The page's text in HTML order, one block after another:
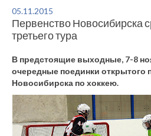
ВИДЫ СПОРТА
ОБЪЕКТЫ ДОКУМЕНТЫ
ОЦЕНКА КАЧЕСТВА
ПЛАТНЫЕ УСЛУГИ КОНТАКТЫ
05.11.2015
Первенство
третьего тура
В предстоящие выходные, 7-8
очередные поединки открытого
Новосибирска по хоккею.